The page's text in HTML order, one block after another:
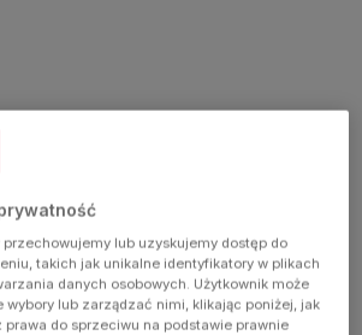
przechowujemy lub uzyskujemy dostęp do
takich jak unikalne identyfikatory w plikach
danych osobowych. Użytkownik może
wybory lub zarządzać nimi, klikając poniżej, jak
prawa do sprzeciwu na podstawie prawnie